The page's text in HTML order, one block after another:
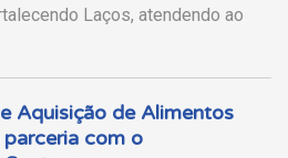
Laços, atendendo ao
Aquisição de Alimentos
com o